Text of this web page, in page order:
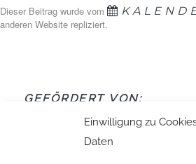
Einwilligung zu
Daten
Dieser Beitrag wurde vom
anderen Website repliziert.
GEFÖRDERT VON: